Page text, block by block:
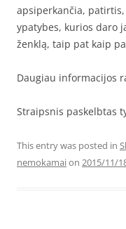
apsiperkančia,
ypatybes, kurios daro
ženklą, taip pat kaip
Daugiau informacijos
Straipsnis paskelbtas
This entry was posted in
nemokamaion 2015/11/